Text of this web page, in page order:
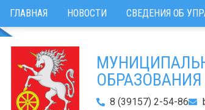
ГЛАВНАЯ НОВОСТИ СВЕДЕНИЯ ОБ
8 (39157) 2-54-86